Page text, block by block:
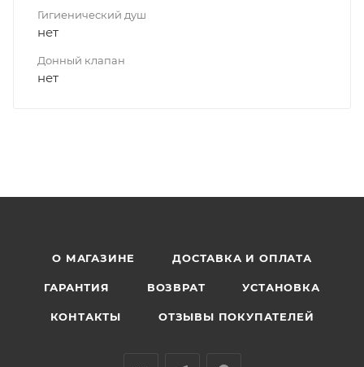
Гигиенический душ
нет
Донный клапан
нет
О МАГАЗИНЕ ДОСТАВКА И ОПЛАТА
ГАРАНТИЯ ВОЗВРАТ УСТАНОВКА
КОНТАКТЫ ОТЗЫВЫ ПОКУПАТЕЛЕЙ